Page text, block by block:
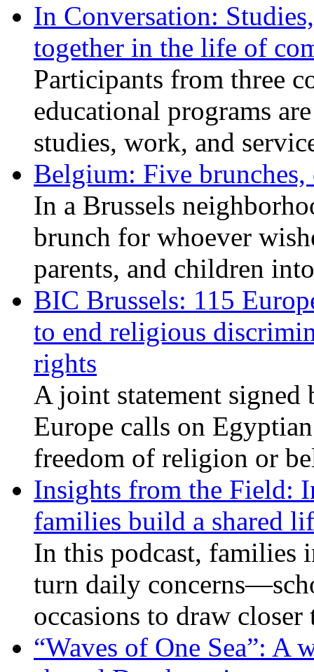
In Conversation:
together in the life of
Participants from three
educational programs
studies, work, and
Belgium: Five
In a Brussels
brunch for whoever
parents, and children
BIC Brussels: 115
to end religious
rights
A joint statement signed
Europe calls on
freedom of religion or
Insights from the Field:
families build a shared
In this podcast, families
turn daily
occasions to draw
“Waves of One Sea”: